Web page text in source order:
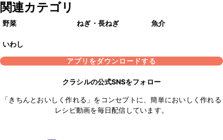
関連カテゴリ
野菜 ねぎ・長ねぎ 魚介
いわし
アプリをダウンロードする
クラシルの公式SNSをフォロー
「きちんとおいしく作れる」をコンセプトに、簡単においしく作れる
レシピ動画を毎日配信しています。